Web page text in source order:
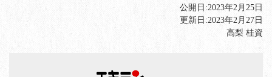
公開日:2023年2月25日
更新日:2023年2月27日
高梨 桂資